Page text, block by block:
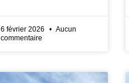
6 février 2026
Aucun
commentaire